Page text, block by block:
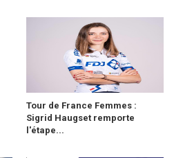
Tour de France Femmes :
Sigrid Haugset remporte
l'étape...